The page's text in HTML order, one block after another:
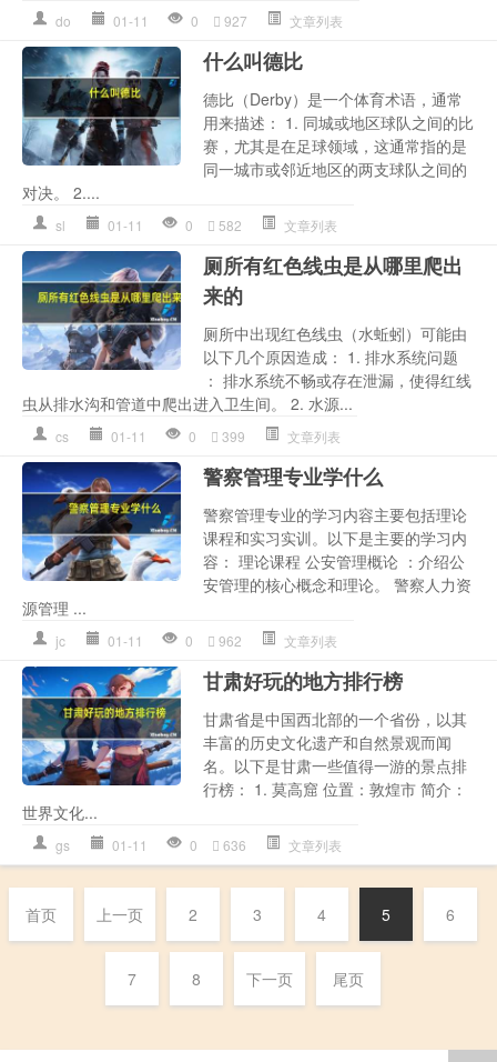
do 01-11 0 927 文章列表
什么叫德比
德比（Derby）是一个体育术语，通常
用来描述： 1. 同城或地区球队之间的比
赛，尤其是在足球领域，这通常指的是
同一城市或邻近地区的两支球队之间的
对决。 2....
sl 01-11 0 582 文章列表
厕所有红色线虫是从哪里爬出
来的
厕所中出现红色线虫（水蚯蚓）可能由
以下几个原因造成： 1. 排水系统问题
： 排水系统不畅或存在泄漏，使得红线
虫从排水沟和管道中爬出进入卫生间。 2. 水源...
cs 01-11 0 399 文章列表
警察管理专业学什么
警察管理专业的学习内容主要包括理论
课程和实习实训。以下是主要的学习内
容： 理论课程 公安管理概论 ：介绍公
安管理的核心概念和理论。 警察人力资
源管理 ...
jc 01-11 0 962 文章列表
甘肃好玩的地方排行榜
甘肃省是中国西北部的一个省份，以其
丰富的历史文化遗产和自然景观而闻
名。以下是甘肃一些值得一游的景点排
行榜： 1. 莫高窟 位置：敦煌市 简介：
世界文化...
gs 01-11 0 636 文章列表
首页 上一页 2 3 4 5 6
7 8 下一页 尾页